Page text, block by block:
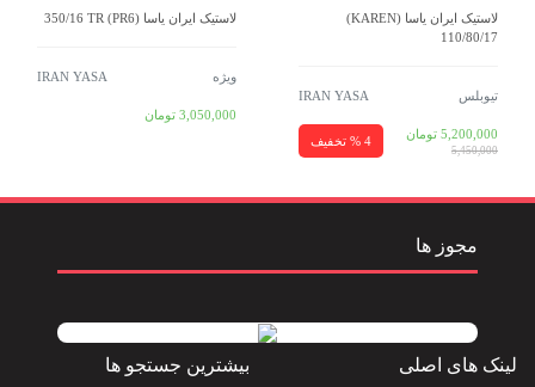
لاستیک ایران یاسا (KAREN)
110/80/17
تیوبلس IRAN YASA
5,200,000 تومان
5,450,000
4 % تخفیف
لاستیک ایران یاسا (PR6) 350/16 TR
ویژه IRAN YASA
3,050,000 تومان
مجوز ها
لینک های اصلی بیشترین جستجو ها